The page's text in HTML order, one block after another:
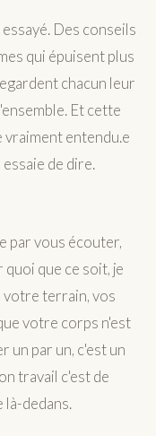
Des conseils
qui épuisent plus
chacun leur
Et cette
vraiment entendu.e
de dire.
par vous écouter,
que ce soit, je
votre terrain, vos
votre corps n'est
un par un, c'est un
travail c'est de
dedans.